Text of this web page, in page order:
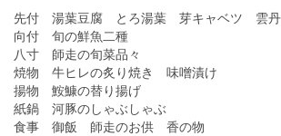
先付 湯葉豆腐 とろ湯葉 芽キャベツ 雲
向付 旬の鮮魚二種
八寸 師走の旬菜品々
焼物 牛ヒレの炙り焼き 味噌漬け
揚物 鮟鱇の替り揚げ
紙鍋 河豚のしゃぶしゃぶ
食事 御飯 師走のお供 香の物